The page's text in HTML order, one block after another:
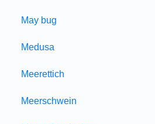
May bug
Medusa
Meerettich
Meerschwein